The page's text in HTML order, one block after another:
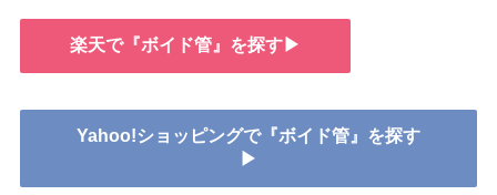
楽天で『ボイド管』を探す▶
Yahoo!ショッピングで『ボイド管』を探す
▶